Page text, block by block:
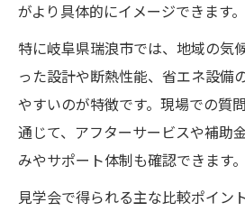
がより具体的にイメージできます。
特に岐阜県瑞浪市では、地域の気
った設計や断熱性能、省エネ設備
やすいのが特徴です。現場での質
通じて、アフターサービスや補助
みやサポート体制も確認できます。
見学会で得られる主な比較ポイン